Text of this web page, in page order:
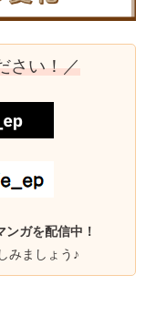
さい！／
ガを配信中！
みましょう♪